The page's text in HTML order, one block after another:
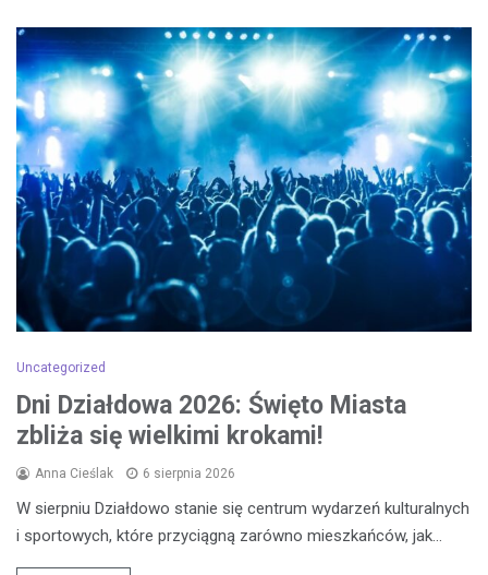
Uncategorized
Dni Działdowa 2026: Święto Miasta
zbliża się wielkimi krokami!
Anna Cieślak 6 sierpnia 2026
W sierpniu Działdowo stanie się centrum wydarzeń kulturalnych
i sportowych, które przyciągną zarówno mieszkańców, jak…